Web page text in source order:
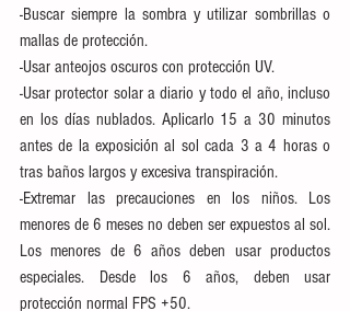
-Buscar siempre la sombra y utilizar sombrillas o
mallas de protección.
-Usar anteojos oscuros con protección UV.
-Usar protector solar a diario y todo el año, incluso
en los días nublados. Aplicarlo 15 a 30 minutos
antes de la exposición al sol cada 3 a 4 horas o
tras baños largos y excesiva transpiración.
-Extremar las precauciones en los niños. Los
menores de 6 meses no deben ser expuestos al sol.
Los menores de 6 años deben usar productos
especiales. Desde los 6 años, deben usar
protección normal FPS +50.